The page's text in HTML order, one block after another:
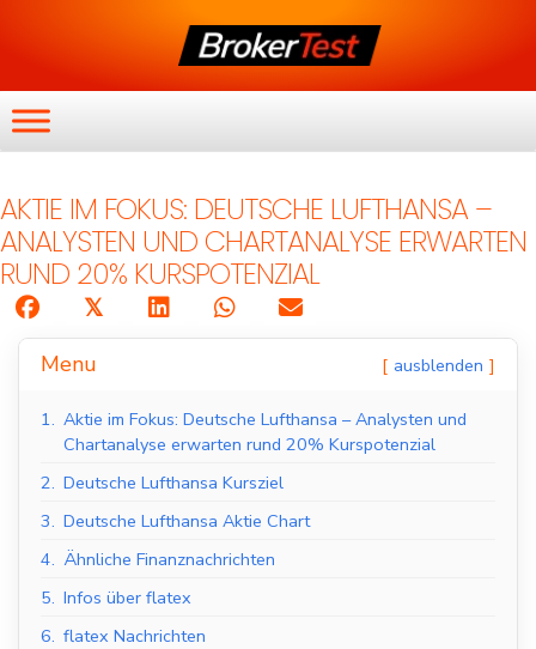
AKTIE IM FOKUS: DEUTSCHE LUFTHANSA –
ANALYSTEN UND CHARTANALYSE ERWARTEN
RUND 20% KURSPOTENZIAL
𝕏
Menu ausblenden
1. Aktie im Fokus: Deutsche Lufthansa – Analysten und
Chartanalyse erwarten rund 20% Kurspotenzial
2. Deutsche Lufthansa Kursziel
3. Deutsche Lufthansa Aktie Chart
4. Ähnliche Finanznachrichten
5. Infos über flatex
6. flatex Nachrichten